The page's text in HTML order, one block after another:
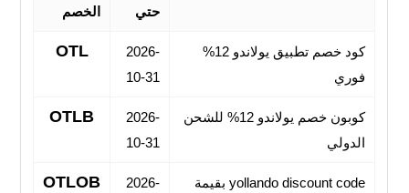
حتي
الخصم
كود خصم تطبيق يولاندو 12%
فوري
2026-
10-31
OTL
كوبون خصم يولاندو 12% للشحن
الدولي
2026-
10-31
OTLB
yollando discount code بقيمة
2026-
OTLOB